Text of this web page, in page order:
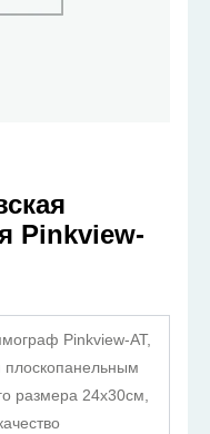
Pinkview-
Pinkview-AT,
размера 24х30см,